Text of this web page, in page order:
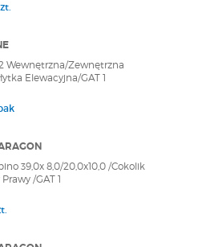
Wewnętrzna/Zewnętrzna
Elewacyjna/GAT 1
39,0x 8,0/20,0x10,0 /Cokolik
/GAT 1